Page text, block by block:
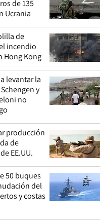
de 135
Ucrania
de
incendio
Hong Kong
levantar la
y
no
producción
de
EE.UU.
50 buques
del
y costas